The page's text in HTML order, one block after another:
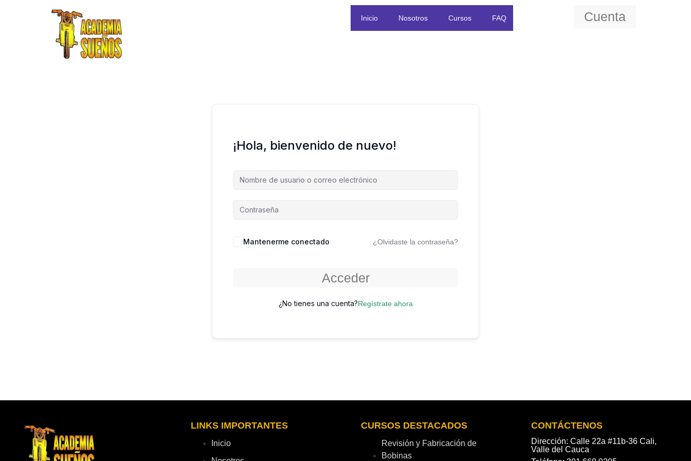
Inicio Nosotros Cursos FAQ Contacto
Cuenta
¡Hola, bienvenido de nuevo!
Mantenerme conectado ¿Olvidaste la contraseña?
Acceder
¿No tienes una cuenta?Regístrate ahora
LINKS IMPORTANTES
Inicio
CURSOS DESTACADOS
Revisión y Fabricación de
Bobinas
CONTÁCTENOS
Dirección: Calle 22a #11b-36 Cali,
Valle del Cauca